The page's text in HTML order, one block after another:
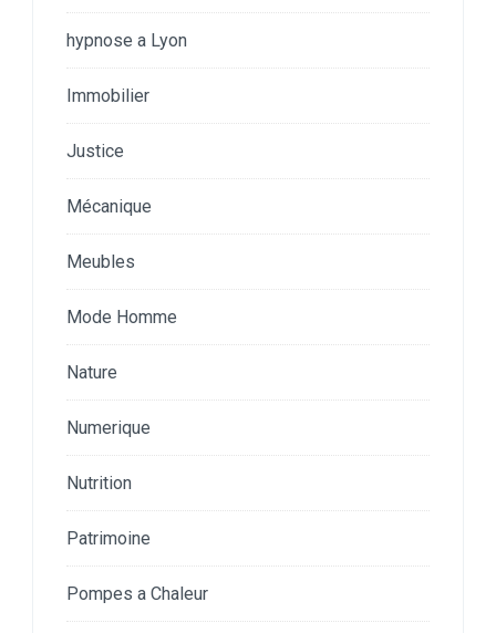
hypnose a Lyon
Immobilier
Justice
Mécanique
Meubles
Mode Homme
Nature
Numerique
Nutrition
Patrimoine
Pompes a Chaleur